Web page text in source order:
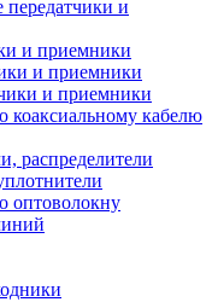
передатчики и
и приемники
и приемники
и приемники
коаксиальному кабелю
распределители
оптоволокну